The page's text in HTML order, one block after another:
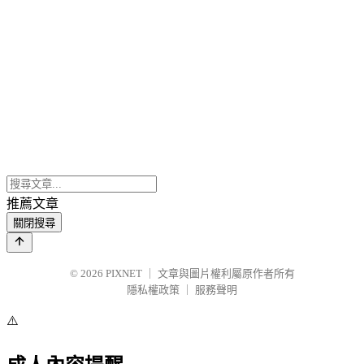
推薦文章
關閉搜尋
© 2026 PIXNET
文章與圖片權利屬原作者所有
隱私權政策
服務聲明
⚠️